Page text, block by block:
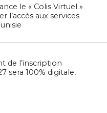
le « Colis Virtuel »
l’accès aux services
de l’inscription
sera 100% digitale,